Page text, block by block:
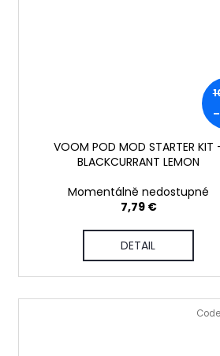
VOOM POD MOD STARTER KIT
BLACKCURRANT LEMON
Momentálně nedostupné
7,79 €
DETAIL